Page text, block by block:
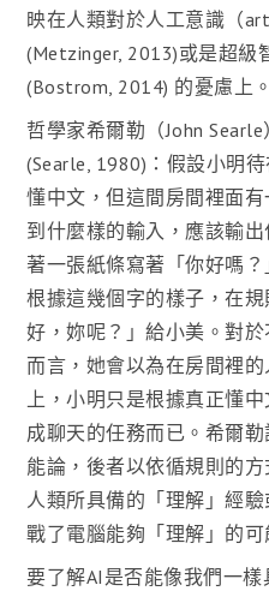
映在人類對於人工意識（
(Metzinger, 2013)或是超級
(Bostrom, 2014) 的憂慮上。
哲學家希爾勒（John
(Searle, 1980)：假設小明
懂中文，但這間房間裡面
到什麼樣的輸入，應該輸
著一張紙條寫著「你好嗎
根據這幾個字的樣子，在
好，妳呢？」給小美。對
而言，她會以為在房間裡
上，小明只是根據真正懂
成聊天的任務而已。希爾
能論，後者以依循規則的
人類所具備的「理解」經
戰了電腦能夠「理解」的可
要了解AI是否能像我們一